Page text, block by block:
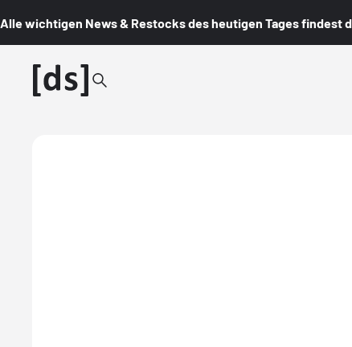
Alle wichtigen News & Restocks des heutigen Tages findest